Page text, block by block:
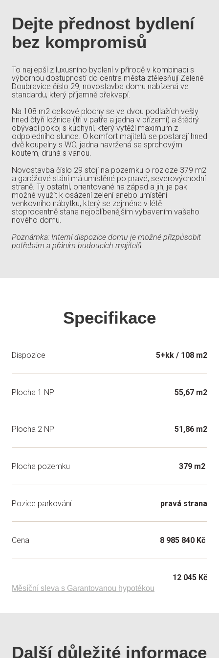
Dejte přednost bydlení
bez kompromisů
To nejlepší z luxusního bydlení v přírodě v kombinaci s
výbornou dostupností do centra města ztělesňují Zelené
Doubravice číslo 29, novostavba domu nabízená ve
standardu, který příjemně překvapí.
Na 108 m2 celkové plochy se ve dvou podlažích vešly
hned čtyři ložnice (tři v patře a jedna v přízemí) a štědrý
obývací pokoj s kuchyní, který vytěží maximum z
odpoledního slunce. O komfort majitelů se postarají hned
dvě koupelny s WC, jedna navržená se sprchovým
koutem, druhá s vanou.
Novostavba číslo 29 stojí na pozemku o rozloze 379 m2
a garážové stání má umístěné po pravé, severovýchodní
straně. Ty ostatní, orientované na západ a jih, je pak
možné využít k osázení zelení anebo umístění
venkovního nábytku, který se zejména v létě
stoprocentně stane nejoblíbenějším vybavením vašeho
nového domu.
Poznámka: Interní dispozice domu je možné přizpůsobit
potřebám a přáním budoucích majitelů.
Specifikace
Dispozice 5+kk / 108 m2
Plocha 1 NP 55,67 m2
Plocha 2 NP 51,86 m2
Plocha pozemku 379 m2
Pozice parkování pravá strana
Cena 8 985 840 Kč
Měsíční sleva s Garantovanou hypotékou
12 045 Kč
Další důležité informace